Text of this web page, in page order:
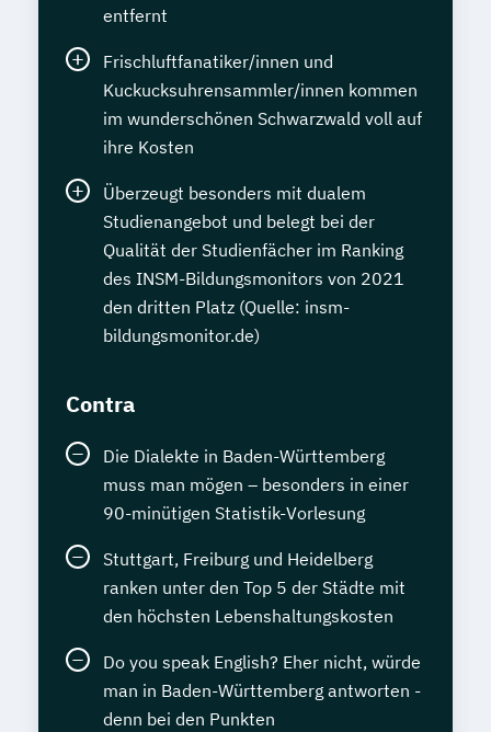
entfernt
Frischluftfanatiker/innen und
Kuckucksuhrensammler/innen kommen
im wunderschönen Schwarzwald voll auf
ihre Kosten
Überzeugt besonders mit dualem
Studienangebot und belegt bei der
Qualität der Studienfächer im Ranking
des INSM-Bildungsmonitors von 2021
den dritten Platz (Quelle: insm-
bildungsmonitor.de)
Contra
Die Dialekte in Baden-Württemberg
muss man mögen – besonders in einer
90-minütigen Statistik-Vorlesung
Stuttgart, Freiburg und Heidelberg
ranken unter den Top 5 der Städte mit
den höchsten Lebenshaltungskosten
Do you speak English? Eher nicht, würde
man in Baden-Württemberg antworten -
denn bei den Punkten